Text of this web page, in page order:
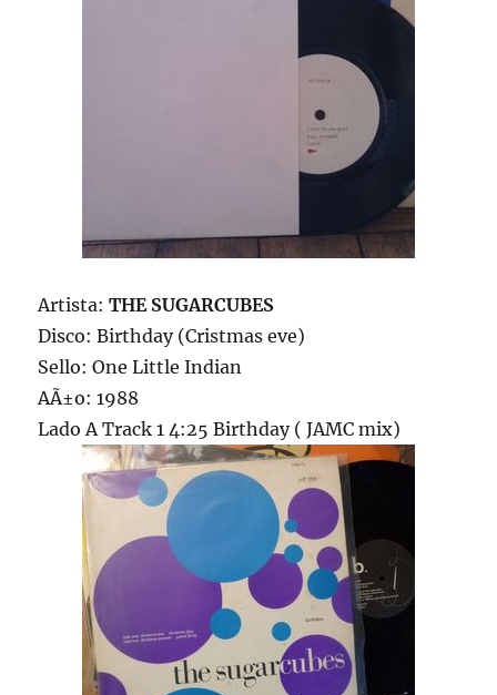
Artista:THE SUGARCUBES
Disco: Birthday (Cristmas eve)
Sello: One Little Indian
AÃ±o: 1988
Lado A Track 1 4:25 Birthday ( JAMC mix)